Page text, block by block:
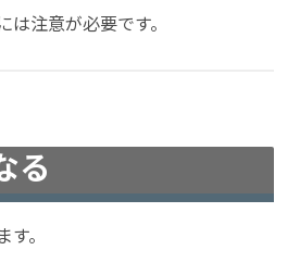
注意が必要です。
る
。